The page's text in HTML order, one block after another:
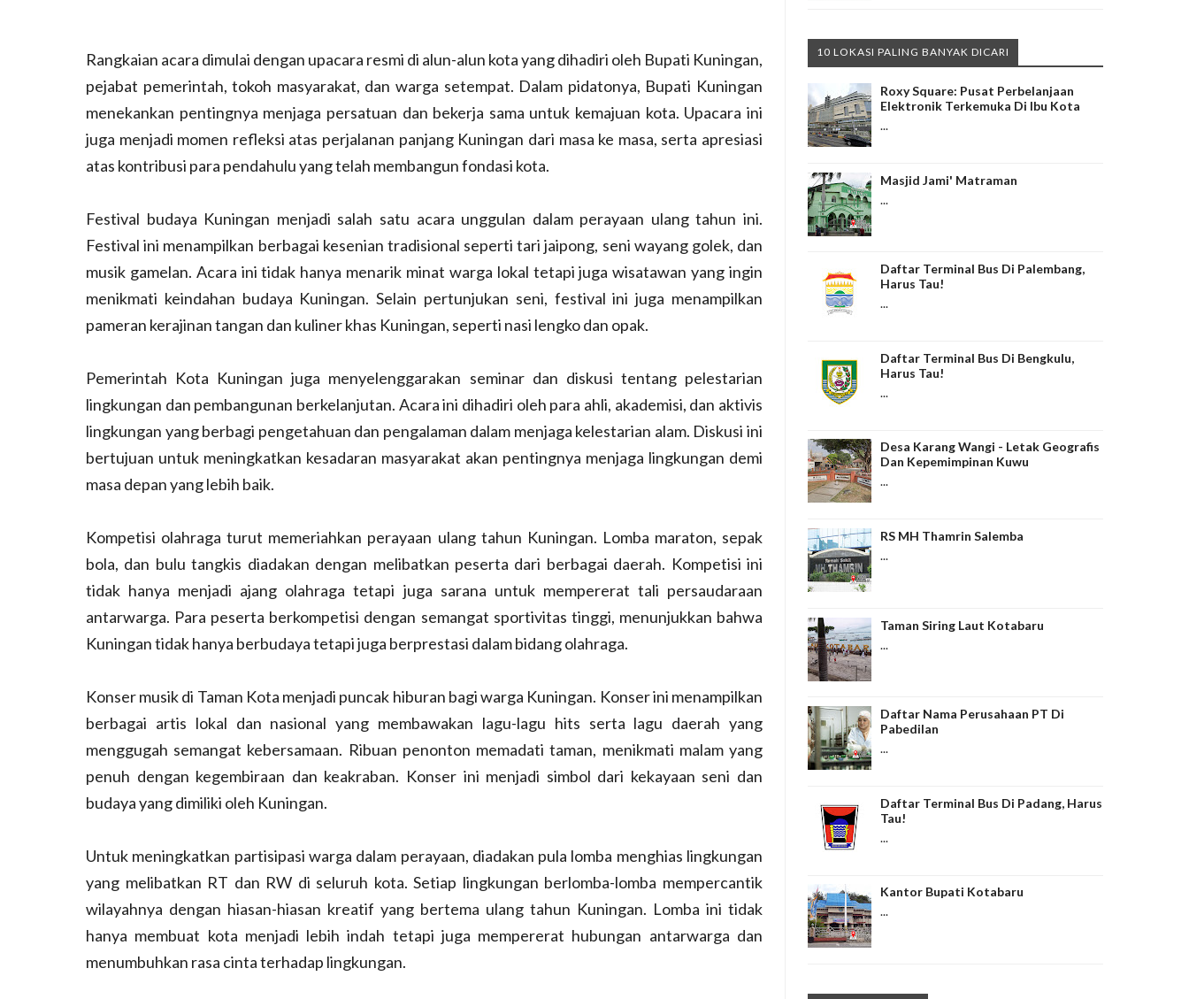
Rangkaian acara dimulai dengan upacara resmi di alun-alun kota yang dihadiri oleh Bupati Kuningan,
pejabat pemerintah, tokoh masyarakat, dan warga setempat. Dalam pidatonya, Bupati Kuningan
menekankan pentingnya menjaga persatuan dan bekerja sama untuk kemajuan kota. Upacara ini
juga menjadi momen refleksi atas perjalanan panjang Kuningan dari masa ke masa, serta apresiasi
atas kontribusi para pendahulu yang telah membangun fondasi kota.
Festival budaya Kuningan menjadi salah satu acara unggulan dalam perayaan ulang tahun ini.
Festival ini menampilkan berbagai kesenian tradisional seperti tari jaipong, seni wayang golek, dan
musik gamelan. Acara ini tidak hanya menarik minat warga lokal tetapi juga wisatawan yang ingin
menikmati keindahan budaya Kuningan. Selain pertunjukan seni, festival ini juga menampilkan
pameran kerajinan tangan dan kuliner khas Kuningan, seperti nasi lengko dan opak.
Pemerintah Kota Kuningan juga menyelenggarakan seminar dan diskusi tentang pelestarian
lingkungan dan pembangunan berkelanjutan. Acara ini dihadiri oleh para ahli, akademisi, dan aktivis
lingkungan yang berbagi pengetahuan dan pengalaman dalam menjaga kelestarian alam. Diskusi ini
bertujuan untuk meningkatkan kesadaran masyarakat akan pentingnya menjaga lingkungan demi
masa depan yang lebih baik.
Kompetisi olahraga turut memeriahkan perayaan ulang tahun Kuningan. Lomba maraton, sepak
bola, dan bulu tangkis diadakan dengan melibatkan peserta dari berbagai daerah. Kompetisi ini
tidak hanya menjadi ajang olahraga tetapi juga sarana untuk mempererat tali persaudaraan
antarwarga. Para peserta berkompetisi dengan semangat sportivitas tinggi, menunjukkan bahwa
Kuningan tidak hanya berbudaya tetapi juga berprestasi dalam bidang olahraga.
Konser musik di Taman Kota menjadi puncak hiburan bagi warga Kuningan. Konser ini menampilkan
berbagai artis lokal dan nasional yang membawakan lagu-lagu hits serta lagu daerah yang
menggugah semangat kebersamaan. Ribuan penonton memadati taman, menikmati malam yang
penuh dengan kegembiraan dan keakraban. Konser ini menjadi simbol dari kekayaan seni dan
budaya yang dimiliki oleh Kuningan.
Untuk meningkatkan partisipasi warga dalam perayaan, diadakan pula lomba menghias lingkungan
yang melibatkan RT dan RW di seluruh kota. Setiap lingkungan berlomba-lomba mempercantik
wilayahnya dengan hiasan-hiasan kreatif yang bertema ulang tahun Kuningan. Lomba ini tidak
hanya membuat kota menjadi lebih indah tetapi juga mempererat hubungan antarwarga dan
menumbuhkan rasa cinta terhadap lingkungan.
10 LOKASI PALING BANYAK DICARI
Roxy Square: Pusat Perbelanjaan
Elektronik Terkemuka Di Ibu Kota
...
Masjid Jami' Matraman
...
Daftar Terminal Bus Di Palembang,
Harus Tau!
...
Daftar Terminal Bus Di Bengkulu,
Harus Tau!
...
Desa Karang Wangi - Letak Geografis
Dan Kepemimpinan Kuwu
...
RS MH Thamrin Salemba
...
Taman Siring Laut Kotabaru
...
Daftar Nama Perusahaan PT Di
Pabedilan
...
Daftar Terminal Bus Di Padang, Harus
Tau!
...
Kantor Bupati Kotabaru
...